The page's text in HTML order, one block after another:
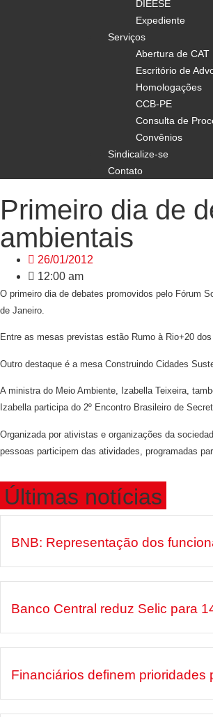
DIEESE
Expediente
Serviços
Abertura de CAT
Escritório de
Homologações
CCB-PE
Consulta de
Convênios
Sindicalize-se
Contato
Primeiro dia de
ambientais
26/01/2012
12:00 am
O primeiro dia de debates promovidos pelo Fórum
de Janeiro.
Entre as mesas previstas estão Rumo à Rio+20
Outro destaque é a mesa Construindo Cidades
A ministra do Meio Ambiente, Izabella Teixeira,
Izabella participa do 2º Encontro Brasileiro de
Organizada por ativistas e organizações da
pessoas participem das atividades, programadas
Últimas notícias
BNB: Representação dos
Banco Central reduz Selic para
Financiários definem